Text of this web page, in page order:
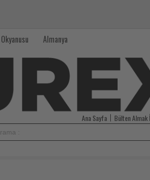
Almanya
Ana Sayfa Bülten